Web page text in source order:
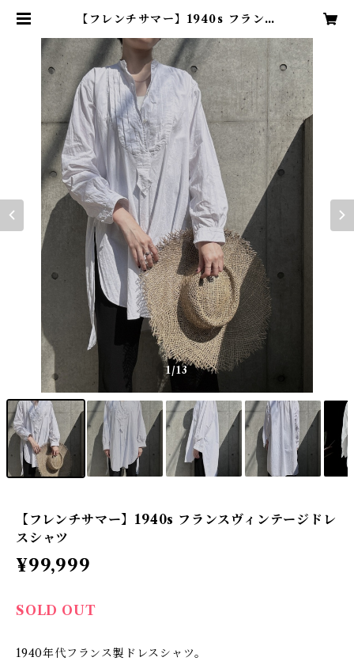
【フレンチサマー】1940s フランス
vintage
1/13
【フレンチサマー】1940s フランスヴィンテージドレ
スシャツ
¥99,999
SOLD OUT
1940年代フランス製ドレスシャツ。